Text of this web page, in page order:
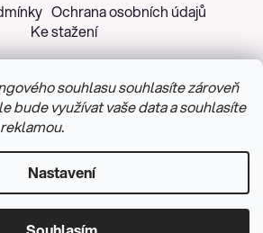
souhlasu souhlasíte zároveň
bude využívat vaše data a souhlasíte
Nastavení
Ochrana osobních údajů
Ke stažení
Shoptet&PekneWeby
Upravit nastavení cookies